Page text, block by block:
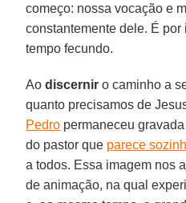
começo: nossa vocação e
constantemente dele. É
tempo fecundo.
Aodiscernir o caminho a
quanto precisamos de
Pedro permaneceu
do pastor que parece
a todos. Essa imagem nos
de animação, na qual